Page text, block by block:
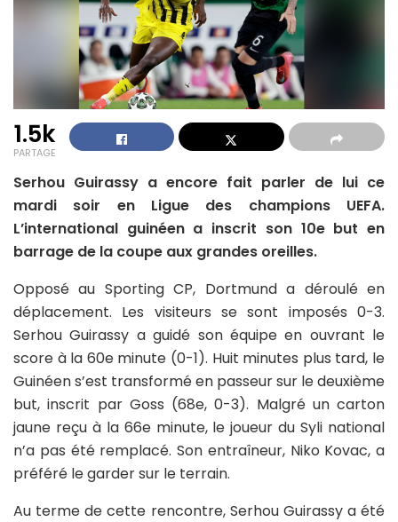
1.5k
PARTAGE
Serhou Guirassy a encore fait parler de lui ce
mardi soir en Ligue des champions UEFA.
L’international guinéen a inscrit son 10e but en
barrage de la coupe aux grandes oreilles.
Opposé au Sporting CP, Dortmund a déroulé en
déplacement. Les visiteurs se sont imposés 0-3.
Serhou Guirassy a guidé son équipe en ouvrant le
score à la 60e minute (0-1). Huit minutes plus tard, le
Guinéen s’est transformé en passeur sur le deuxième
but, inscrit par Goss (68e, 0-3). Malgré un carton
jaune reçu à la 66e minute, le joueur du Syli national
n’a pas été remplacé. Son entraîneur, Niko Kovac, a
préféré le garder sur le terrain.
Au terme de cette rencontre, Serhou Guirassy a été